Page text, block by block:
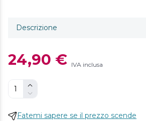
Descrizione
24,90 € IVA inclusa
Fatemi sapere se il prezzo scende